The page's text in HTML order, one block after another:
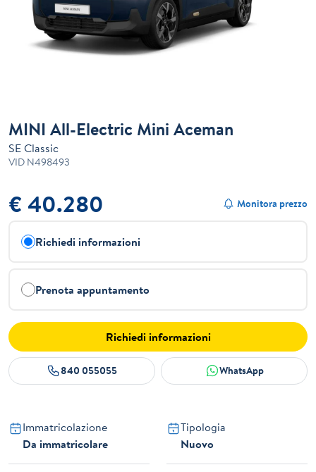
MINI All-Electric Mini Aceman
SE Classic
VID N498493
€ 40.280 Monitora prezzo
Richiedi informazioni
Prenota appuntamento
Richiedi informazioni
840 055055 WhatsApp
Immatricolazione
Da immatricolare
Tipologia
Nuovo